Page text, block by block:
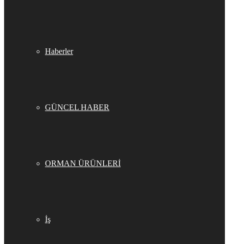
Haberler
GÜNCEL HABER
ORMAN ÜRÜNLERİ
İş